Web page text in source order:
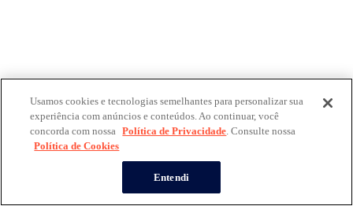
Usamos cookies e tecnologias semelhantes para personalizar sua
experiência com anúncios e conteúdos. Ao continuar, você
concorda com nossa Política de Privacidade. Consulte nossa
Política de Cookies
Entendi